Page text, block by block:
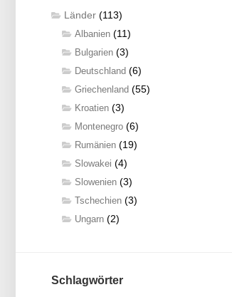
Länder (113)
Albanien (11)
Bulgarien (3)
Deutschland (6)
Griechenland (55)
Kroatien (3)
Montenegro (6)
Rumänien (19)
Slowakei (4)
Slowenien (3)
Tschechien (3)
Ungarn (2)
Schlagwörter